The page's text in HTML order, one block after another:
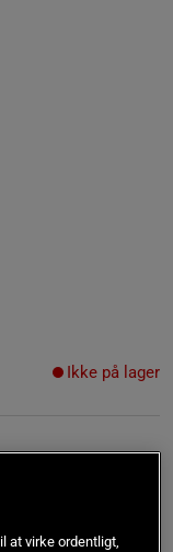
Ikke på lager
at virke ordentligt,